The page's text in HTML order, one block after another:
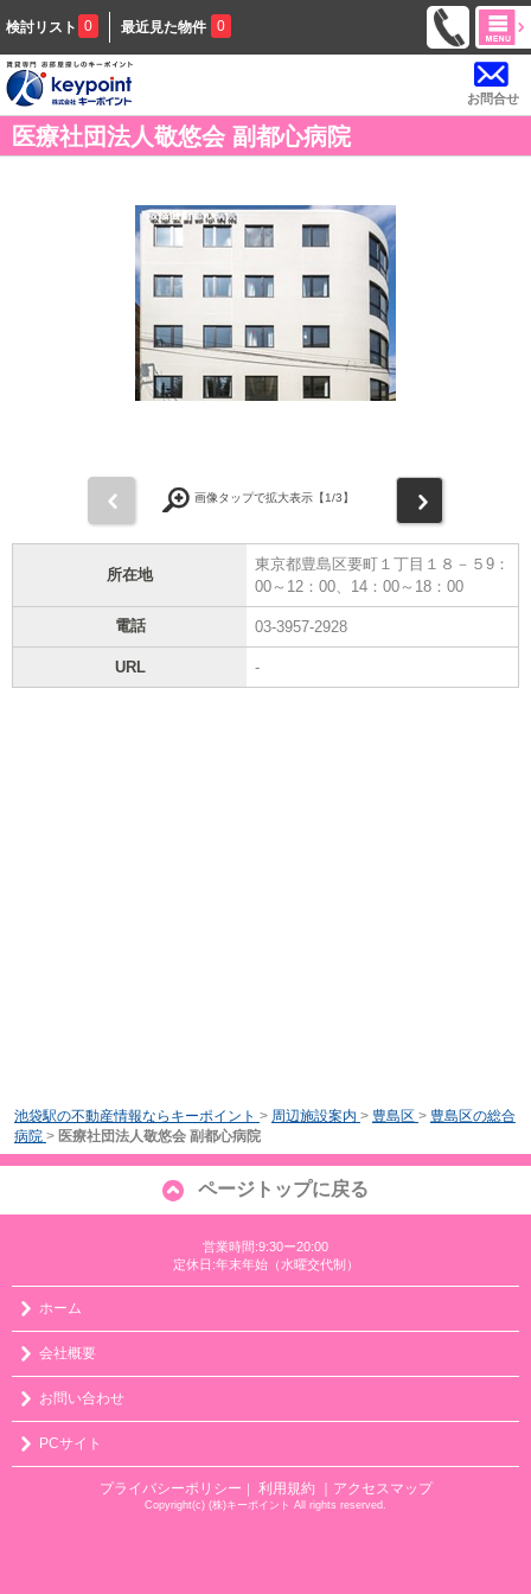
検討リスト 0 最近見た物件 0
お問合せ
医療社団法人敬悠会 副都心病院
画像タップで拡大表示【1/3】
所在地
東京都豊島区要町１丁目１８－５9：
00～12：00、14：00～18：00
電話 03-3957-2928
URL -
池袋駅の不動産情報ならキーポイント > 周辺施設案内 > 豊島区 > 豊島区の総合
病院 > 医療社団法人敬悠会 副都心病院
ページトップに戻る
営業時間:9:30ー20:00
定休日:年末年始（水曜交代制）
ホーム
会社概要
お問い合わせ
PCサイト
プライバシーポリシー ｜ 利用規約 ｜アクセスマップ
Copyright(c) (株)キーポイント All rights reserved.